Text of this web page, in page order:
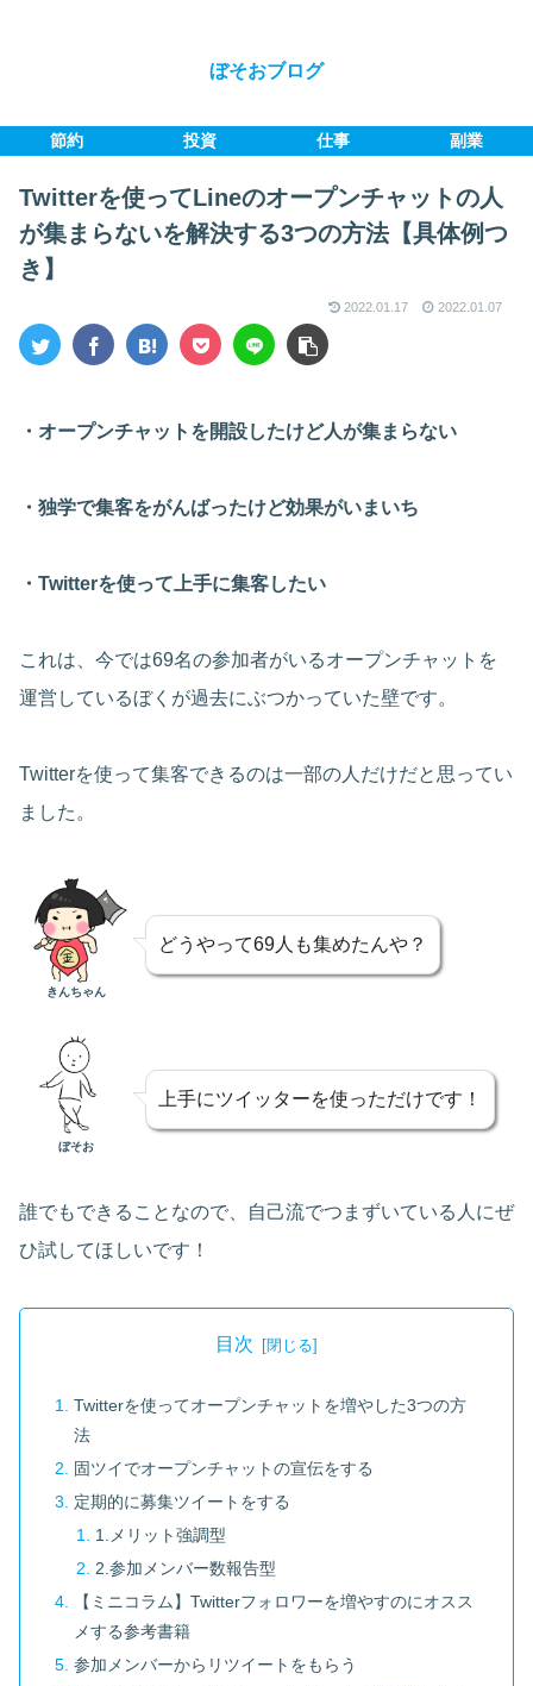
ぼそおブログ
節約 投資 仕事 副業
Twitterを使ってLineのオープンチャットの人
が集まらないを解決する3つの方法【具体例つ
き】
2022.01.17 2022.01.07
・オープンチャットを開設したけど人が集まらない
・独学で集客をがんばったけど効果がいまいち
・Twitterを使って上手に集客したい
これは、今では69名の参加者がいるオープンチャットを
運営しているぼくが過去にぶつかっていた壁です。
Twitterを使って集客できるのは一部の人だけだと思ってい
ました。
きんちゃん
どうやって69人も集めたんや？
ぼそお
上手にツイッターを使っただけです！
誰でもできることなので、自己流でつまずいている人にぜ
ひ試してほしいです！
目次
Twitterを使ってオープンチャットを増やした3つの方
法
固ツイでオープンチャットの宣伝をする
定期的に募集ツイートをする
1.メリット強調型
2.参加メンバー数報告型
【ミニコラム】Twitterフォロワーを増やすのにオスス
メする参考書籍
参加メンバーからリツイートをもらう